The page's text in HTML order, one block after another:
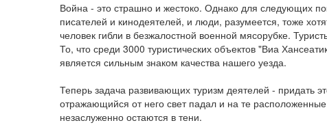
Война - это страшно и жестоко. Однако для следующих
писателей и кинодеятелей, и люди, разумеется, тоже
человек гибли в безжалостной военной мясорубке.
То, что среди 3000 туристических объектов "Виа
является сильным знаком качества нашего уезда.
Теперь задача развивающих туризм деятелей - придать
отражающийся от него свет падал и на те
незаслуженно остаются в тени.